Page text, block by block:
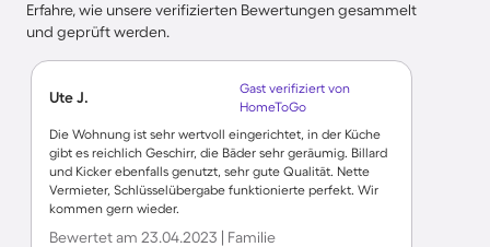
Erfahre, wie unsere verifizierten Bewertungen gesammelt
und geprüft werden.
Ute J.
Gast verifiziert von
HomeToGo
Die Wohnung ist sehr wertvoll eingerichtet, in der Küche
gibt es reichlich Geschirr, die Bäder sehr geräumig. Billard
und Kicker ebenfalls genutzt, sehr gute Qualität. Nette
Vermieter, Schlüsselübergabe funktionierte perfekt. Wir
kommen gern wieder.
Bewertet am 23.04.2023 | Familie